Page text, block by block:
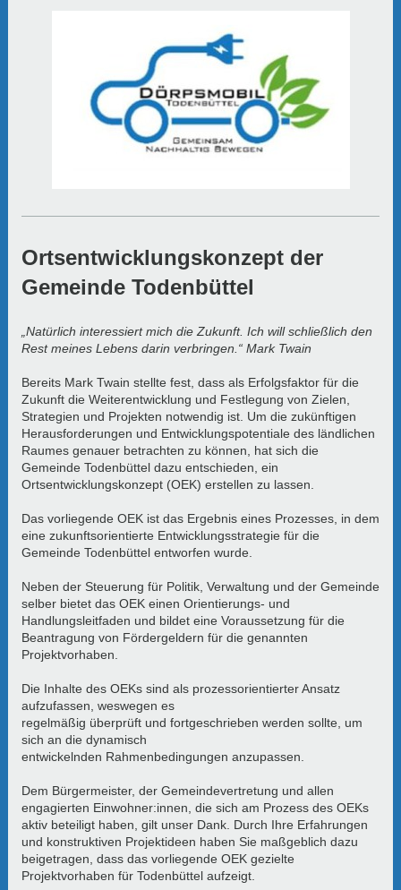
Ortsentwicklungskonzept der
Gemeinde Todenbüttel
„Natürlich interessiert mich die Zukunft. Ich will schließlich den
Rest meines Lebens darin verbringen.“ Mark Twain
Bereits Mark Twain stellte fest, dass als Erfolgsfaktor für die
Zukunft die Weiterentwicklung und Festlegung von Zielen,
Strategien und Projekten notwendig ist. Um die zukünftigen
Herausforderungen und Entwicklungspotentiale des ländlichen
Raumes genauer betrachten zu können, hat sich die
Gemeinde Todenbüttel dazu entschieden, ein
Ortsentwicklungskonzept (OEK) erstellen zu lassen.
Das vorliegende OEK ist das Ergebnis eines Prozesses, in dem
eine zukunftsorientierte Entwicklungsstrategie für die
Gemeinde Todenbüttel entworfen wurde.
Neben der Steuerung für Politik, Verwaltung und der Gemeinde
selber bietet das OEK einen Orientierungs- und
Handlungsleitfaden und bildet eine Voraussetzung für die
Beantragung von Fördergeldern für die genannten
Projektvorhaben.
Die Inhalte des OEKs sind als prozessorientierter Ansatz
aufzufassen, weswegen es
regelmäßig überprüft und fortgeschrieben werden sollte, um
sich an die dynamisch
entwickelnden Rahmenbedingungen anzupassen.
Dem Bürgermeister, der Gemeindevertretung und allen
engagierten Einwohner:innen, die sich am Prozess des OEKs
aktiv beteiligt haben, gilt unser Dank. Durch Ihre Erfahrungen
und konstruktiven Projektideen haben Sie maßgeblich dazu
beigetragen, dass das vorliegende OEK gezielte
Projektvorhaben für Todenbüttel aufzeigt.